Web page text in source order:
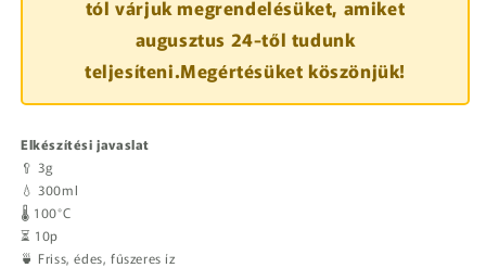
tól várjuk megrendelésüket, amiket
augusztus 24-től tudunk
teljesíteni.Megértésüket köszönjük!
Elkészítési javaslat
🥄 3g
💧 300ml
🌡️ 100°C
⏳ 10p
🍵 Friss, édes, fűszeres íz